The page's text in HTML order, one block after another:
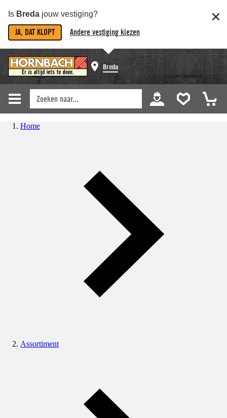
Is Breda jouw vestiging?
JA, DAT KLOPT Andere vestiging kiezen
Breda
Home
Assortiment